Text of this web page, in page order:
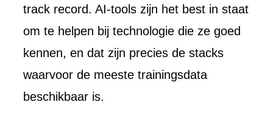
track record. AI-tools zijn het best in staat
om te helpen bij technologie die ze goed
kennen, en dat zijn precies de stacks
waarvoor de meeste trainingsdata
beschikbaar is.